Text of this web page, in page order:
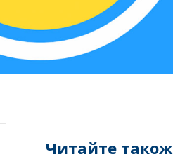
Читайте також